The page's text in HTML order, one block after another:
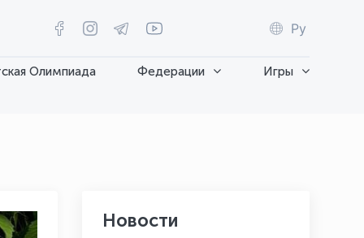
Ру
Олимпиада Федерации
Игры
Новости